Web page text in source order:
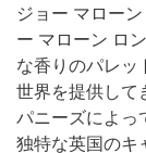
ジョー マロー
ー マローン ロ
な香りのパレッ
世界を提供して
パニーズによっ
独特な英国のキ